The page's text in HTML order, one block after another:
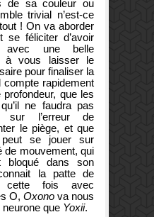
de sa couleur ou
trivial n’est-ce
! On va aborder
se féliciter d’avoir
avec une belle
à vous laisser le
pour finaliser la
compte rapidement
que les
ne faudra pas
sur l’erreur de
le piège, et que
se jouer sur
de mouvement, qui
bloqué dans son
la patte de
cette fois avec
O, Oxono va nous
que Yoxii.